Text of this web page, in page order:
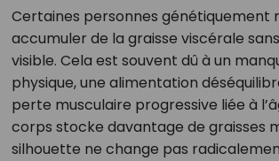
Certaines personnes génétiquement
accumuler de la graisse viscérale
visible. Cela est souvent dû à un
physique, une alimentation
perte musculaire progressive liée à
corps stocke davantage de graisses
silhouette ne change pas